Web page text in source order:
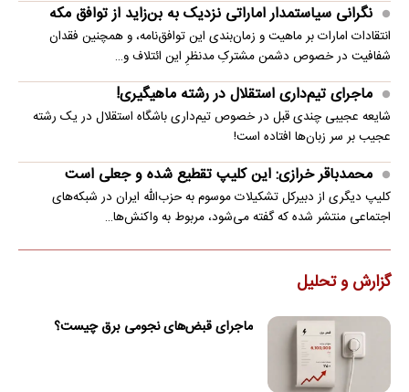
نگرانی سیاستمدار اماراتی نزدیک به بن‌زاید از توافق مکه
انتقادات امارات بر ماهیت و زمان‌بندی این توافق‌نامه، و همچنین فقدان
شفافیت در خصوص دشمن مشترکِ مدنظرِ این ائتلاف و…
ماجرای تیم‌داری استقلال در رشته ماهیگیری!
شایعه عجیبی چندی قبل در خصوص تیم‌داری باشگاه استقلال در یک رشته
عجیب بر سر زبان‌ها افتاده است!
محمدباقر خرازی: این کلیپ تقطیع شده و جعلی است
کلیپ دیگری از دبیرکل تشکیلات موسوم به حزب‌الله ایران در شبکه‌های
اجتماعی منتشر شده که گفته می‌شود، مربوط به واکنش‌ها…
گزارش و تحلیل
ماجرای قبض‌های نجومی برق چیست؟